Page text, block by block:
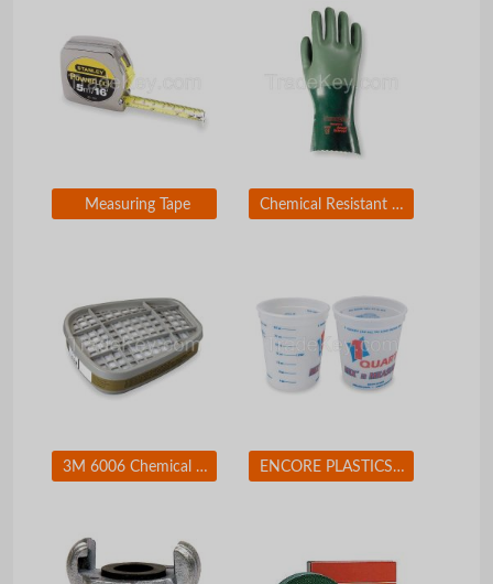
Measuring Tape Chemical Resistant Glove
3M 6006 Chemical Cartridge Olive Bayonet PK 2 ENCORE PLASTICS 2FCA3 Paint Mix/Measure Cont. 1 qt. PK24